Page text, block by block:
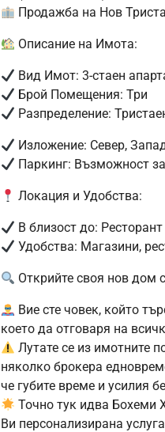
Продажба на Нов
Описание на Имота:
Вид Имот: 3-стаен
Брой Помещения: Три
Разпределение:
Изложение: Север,
Паркинг: Възможност
Локация и Удобства:
В близост до:
Удобства: Магазини,
Открийте своя нов дом
Вие сте човек, който
което да отговаря на
Лутате се из имотните
няколко брокера
че губите време и усилия
Точно тук идва Бохеми
Ви персонализирана